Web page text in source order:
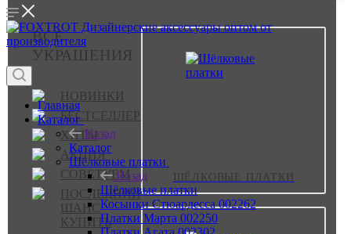
ВСЕ
УКРАШЕНИЯ
НОВИНКИ
БЕСТСЕЛЛЕР
ХИТЫ
АКЦИЯ
СОВЕТУЕМ
ПОСЛЕДНИЙ
ШАНС
КУПИТЬ
ШЁЛКОВЫЕ ПЛАТКИ
Главная
Каталог
Назад
Каталог
Шёлковые платки
Назад
Шёлковые платки
Косынки Стюардесса 002262
Платки Марта 002250